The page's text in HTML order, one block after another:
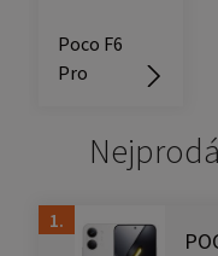
Poco F6
Pro
1.